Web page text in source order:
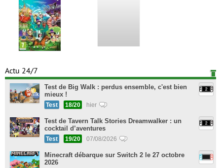
Actu 24/7
Test de Big Walk : perdus ensemble, c'est bien
mieux !
Test 18/20 hier
Test de Tavern Talk Stories Dreamwalker : un
cocktail d’aventures
Test 19/20 07/08/2026
Minecraft débarque sur Switch 2 le 27 octobre
2026